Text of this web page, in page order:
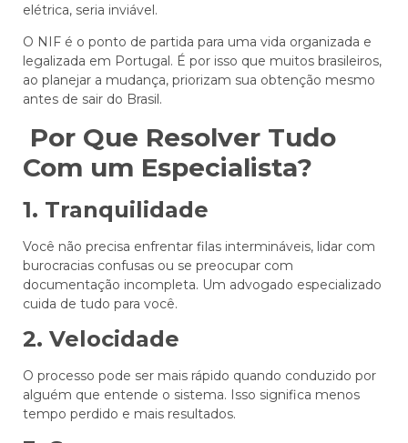
elétrica, seria inviável.
O NIF é o ponto de partida para uma vida organizada e
legalizada em Portugal. É por isso que muitos brasileiros,
ao planejar a mudança, priorizam sua obtenção mesmo
antes de sair do Brasil.
Por Que Resolver Tudo
Com um Especialista?
1. Tranquilidade
Você não precisa enfrentar filas intermináveis, lidar com
burocracias confusas ou se preocupar com
documentação incompleta. Um advogado especializado
cuida de tudo para você.
2. Velocidade
O processo pode ser mais rápido quando conduzido por
alguém que entende o sistema. Isso significa menos
tempo perdido e mais resultados.